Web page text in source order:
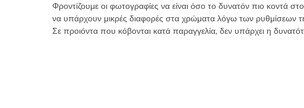
ΕΧ
ποσότητα
Φροντίζουμε οι φωτογραφίες να είναι όσο το δυνατόν πιο κοντά
να υπάρχουν μικρές διαφορές στα χρώματα λόγω των ρυθμίσεων
Σε προιόντα που κόβονται κατά παραγγελία, δεν υπάρχει η